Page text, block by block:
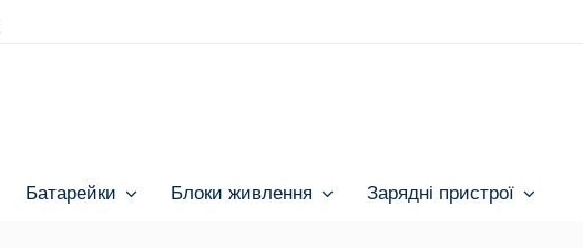
Батарейки Блоки живлення Зарядні пристрої